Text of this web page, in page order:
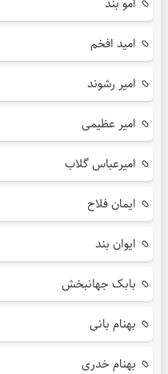
امید افخم
امیر رشوند
امیر عظیمی
امیرعباس گلاب
ایمان فلاح
ایوان بند
بابک جهانبخش
بهنام بانی
بهنام خدری